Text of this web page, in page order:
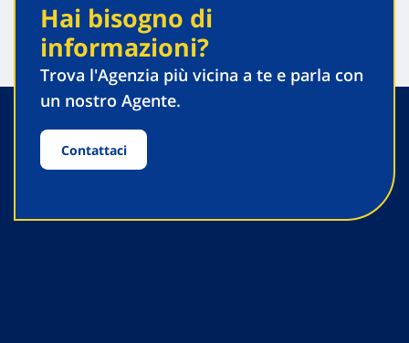
Hai bisogno di
informazioni?
Trova l'Agenzia più vicina a te e parla con
un nostro Agente.
Contattaci